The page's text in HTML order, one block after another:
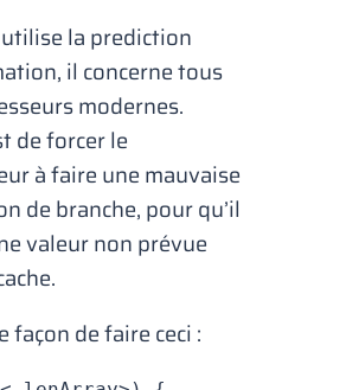
la prediction
il concerne tous
modernes.
de forcer le
à faire une mauvaise
de branche, pour qu’il
valeur non prévue
façon de faire ceci :